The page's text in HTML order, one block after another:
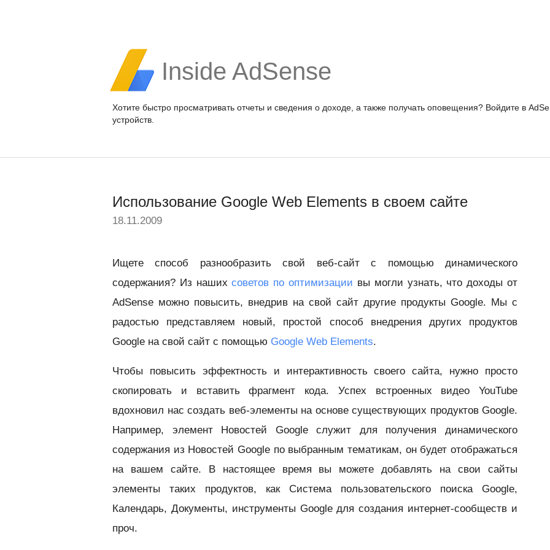
Inside AdSense
Хотите быстро просматривать отчеты и сведения о доходе, а также получать оповещения? Войдите в
устройств.
Использование Google Web Elements в своем сайте
18.11.2009
Ищете способ разнообразить свой веб-сайт с помощью динамического
содержания? Из нашихсоветов по оптимизации вы могли узнать, что доходы от
AdSense можно повысить, внедрив на свой сайт другие продукты Google. Мы с
радостью представляем новый, простой способ внедрения других продуктов
Google на свой сайт с помощью Google Web Elements.
Чтобы повысить эффектность и интерактивность своего сайта, нужно просто
скопировать и вставить фрагмент кода. Успех встроенных видео YouTube
вдохновил нас создать веб-элементы на основе существующих продуктов Google.
Например, элемент Новостей Google служит для получения динамического
содержания из Новостей Google по выбранным тематикам, он будет отображаться
на вашем сайте. В настоящее время вы можете добавлять на свои сайты
элементы таких продуктов, как Система пользовательского поиска Google,
Календарь, Документы, инструменты Google для создания интернет-сообществ и
проч.